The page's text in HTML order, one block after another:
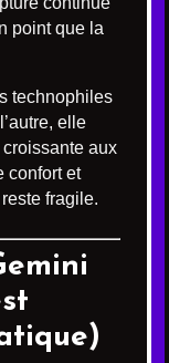
point que la
technophiles
elle
aux
confort et
fragile.